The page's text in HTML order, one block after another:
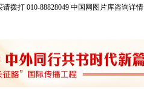
请拨打 010-88828049 中国网图片库咨询详情